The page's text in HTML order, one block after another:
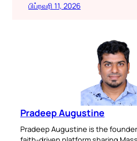
பிப்ரவரி 11, 2026
Pradeep Augustine
Pradeep Augustine is the